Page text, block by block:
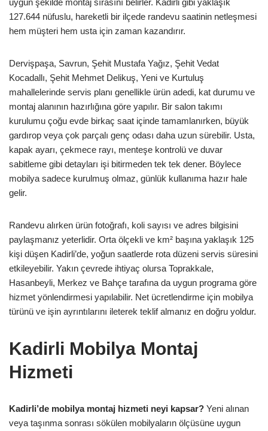
uygun şekilde montaj sırasını belirler. Kadirli gibi yaklaşık
127.644 nüfuslu, hareketli bir ilçede randevu saatinin netleşmesi
hem müşteri hem usta için zaman kazandırır.
Dervişpaşa, Savrun, Şehit Mustafa Yağız, Şehit Vedat
Kocadallı, Şehit Mehmet Delikuş, Yeni ve Kurtuluş
mahallelerinde servis planı genellikle ürün adedi, kat durumu ve
montaj alanının hazırlığına göre yapılır. Bir salon takımı
kurulumu çoğu evde birkaç saat içinde tamamlanırken, büyük
gardırop veya çok parçalı genç odası daha uzun sürebilir. Usta,
kapak ayarı, çekmece rayı, menteşe kontrolü ve duvar
sabitleme gibi detayları işi bitirmeden tek tek dener. Böylece
mobilya sadece kurulmuş olmaz, günlük kullanıma hazır hale
gelir.
Randevu alırken ürün fotoğrafı, koli sayısı ve adres bilgisini
paylaşmanız yeterlidir. Orta ölçekli ve km² başına yaklaşık 125
kişi düşen Kadirli’de, yoğun saatlerde rota düzeni servis süresini
etkileyebilir. Yakın çevrede ihtiyaç olursa Toprakkale,
Hasanbeyli, Merkez ve Bahçe tarafına da uygun programa göre
hizmet yönlendirmesi yapılabilir. Net ücretlendirme için mobilya
türünü ve işin ayrıntılarını ileterek teklif almanız en doğru yoldur.
Kadirli Mobilya Montaj
Hizmeti
Kadirli’de mobilya montaj hizmeti neyi kapsar? Yeni alınan
veya taşınma sonrası sökülen mobilyaların ölçüsüne uygun